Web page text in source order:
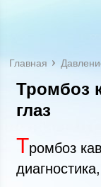
Главная
Тромбоз
глаз
Тромбоз